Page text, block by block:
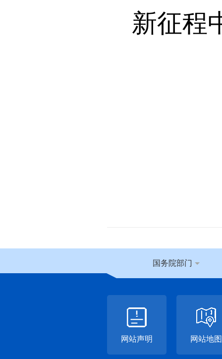
新征程
国务院部门
网站声明 网站地图